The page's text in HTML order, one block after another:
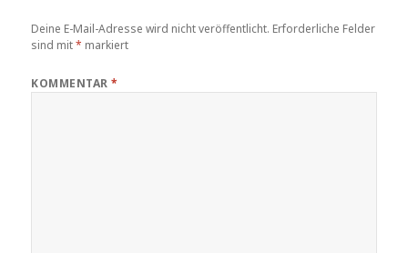
Deine E-Mail-Adresse wird nicht veröffentlicht. Erforderliche Felder
sind mit* markiert
KOMMENTAR*